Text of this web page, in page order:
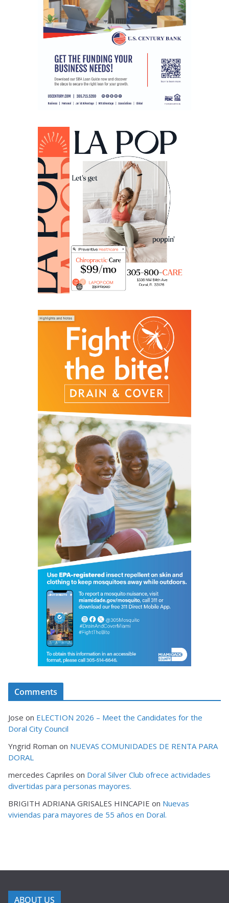
Comments
Jose on ELECTION 2026 – Meet the Candidates for the
Doral City Council
Yngrid Roman on NUEVAS COMUNIDADES DE RENTA PARA
DORAL
mercedes Capriles on Doral Silver Club ofrece actividades
divertidas para personas mayores.
BRIGITH ADRIANA GRISALES HINCAPIE on Nuevas
viviendas para mayores de 55 años en Doral.
ABOUT US